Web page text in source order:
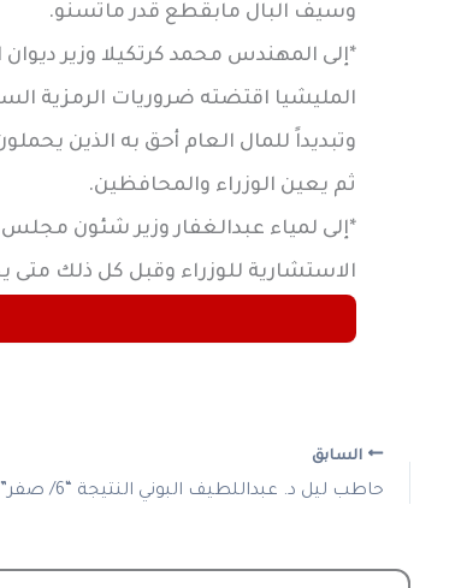
وسيف البال مابقطع قدر ماتسنو.
*إلى المهندس محمد كرتكيلا وزير
المليشيا اقتضته ضروريات الرمزية
وتبديداً للمال العام أحق به الذين
ثم يعين الوزراء والمحافظين.
*إلى لمياء عبدالغفار وزير شئون
الاستشارية للوزراء وقبل كل ذلك متى
السابق